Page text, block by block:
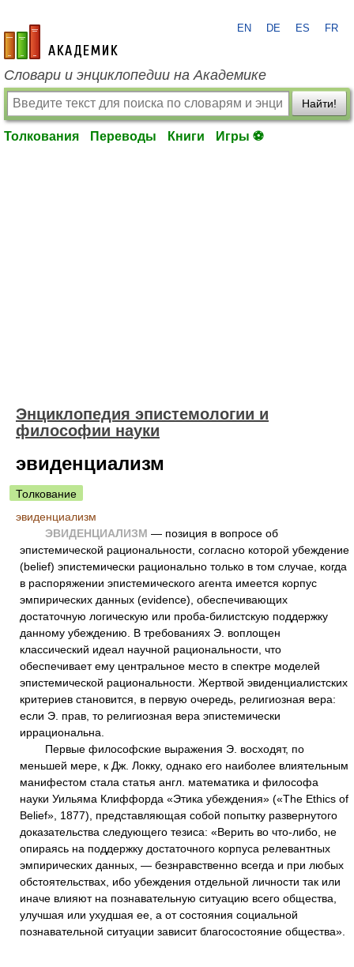
academic.ru
EN DE ES FR
Словари и энциклопедии на Академике
Найти!
Толкования Переводы Книги Игры ⚽
Энциклопедия эпистемологии и
философии науки
эвиденциализм
Толкование
эвиденциализм
ЭВИДЕНЦИАЛИЗМ — позиция в вопросе об
эпистемической рациональности, согласно которой убеждение
(belief) эпистемически рационально только в том случае, когда
в распоряжении эпистемического агента имеется корпус
эмпирических данных (evidence), обеспечивающих
достаточную логическую или проба-билистскую поддержку
данному убеждению. В требованиях Э. воплощен
классический идеал научной рациональности, что
обеспечивает ему центральное место в спектре моделей
эпистемической рациональности. Жертвой эвиденциалистских
критериев становится, в первую очередь, религиозная вера:
если Э. прав, то религиозная вера эпистемически
иррациональна.
Первые философские выражения Э. восходят, по
меньшей мере, к Дж. Локку, однако его наиболее влиятельным
манифестом стала статья англ. математика и философа
науки Уильяма Клиффорда «Этика убеждения» («The Ethics of
Belief», 1877), представляющая собой попытку развернутого
доказательства следующего тезиса: «Верить во что-либо, не
опираясь на поддержку достаточного корпуса релевантных
эмпирических данных, — безнравственно всегда и при любых
обстоятельствах, ибо убеждения отдельной личности так или
иначе влияют на познавательную ситуацию всего общества,
улучшая или ухудшая ее, а от состояния социальной
познавательной ситуации зависит благосостояние общества».